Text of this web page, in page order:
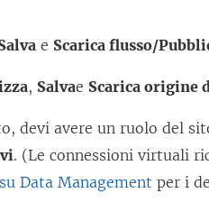
e
e
a
p
e Scarica flusso/
, Salvae Scarica origine
devi avere un ruolo del
. (Le connessioni virtuali
Data Management per i